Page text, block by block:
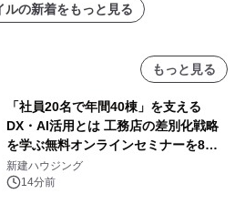
ルの新着をもっと見る
もっと見る
「社員20名で年間40棟」を支える
DX・AI活用とは 工務店の差別化戦略
を学ぶ無料オンラインセミナーを8月
20日に開催
新建ハウジング
14分前